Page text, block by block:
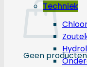
Geen
Techniek